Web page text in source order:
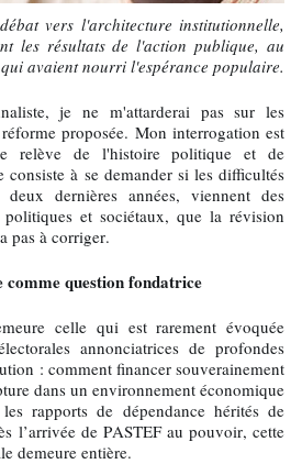
vers l'architecture institutionnelle,
les résultats de l'action publique, au
avaient nourri l'espérance populaire.
je ne m'attarderai pas sur les
proposée. Mon interrogation est
relève de l'histoire politique et de
à se demander si les difficultés
deux dernières années, viennent des
et sociétaux, que la révision
pas à corriger.
comme question fondatrice
celle qui est rarement évoquée
annonciatrices de profondes
: comment financer souverainement
dans un environnement économique
rapports de dépendance hérités de
l’arrivée de PASTEF au pouvoir, cette
demeure entière.